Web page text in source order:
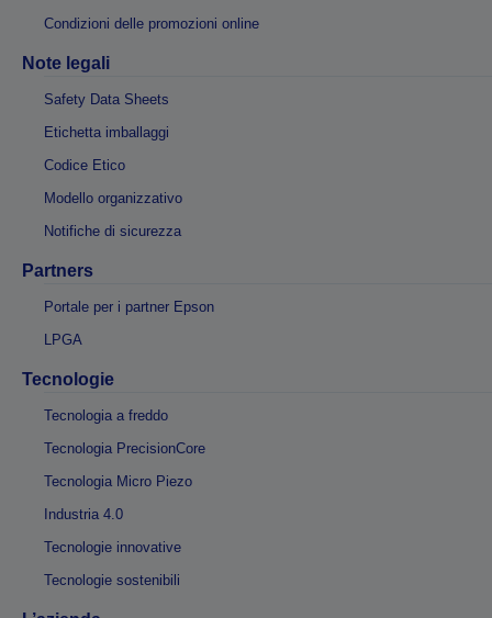
Condizioni delle promozioni online
Note legali
Safety Data Sheets
Etichetta imballaggi
Codice Etico
Modello organizzativo
Notifiche di sicurezza
Partners
Portale per i partner Epson
LPGA
Tecnologie
Tecnologia a freddo
Tecnologia PrecisionCore
Tecnologia Micro Piezo
Industria 4.0
Tecnologie innovative
Tecnologie sostenibili